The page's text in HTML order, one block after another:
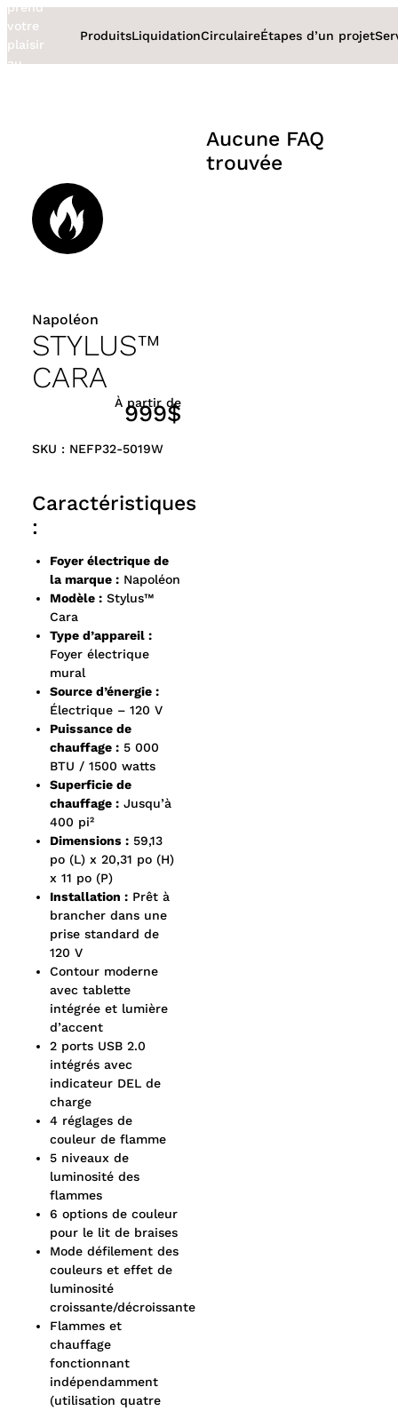
Aller
au
contenu
prend
votre
plaisir
au
ProduitsLiquidationCirculaireÉtapes d’un projet
Napoléon
STYLUS™
CARA
À partir de
999$
SKU : NEFP32-5019W
Caractéristiques
:
Foyer électrique de
la marque : Napoléon
Modèle : Stylus™
Cara
Type d’appareil :
Foyer électrique
mural
Source d’énergie :
Électrique – 120 V
Puissance de
chauffage : 5 000
BTU / 1500 watts
Superficie de
chauffage : Jusqu’à
400 pi²
Dimensions : 59,13
po (L) x 20,31 po (H)
x 11 po (P)
Installation : Prêt à
brancher dans une
prise standard de
120 V
Contour moderne
avec tablette
intégrée et lumière
d’accent
2 ports USB 2.0
intégrés avec
indicateur DEL de
charge
4 réglages de
couleur de flamme
5 niveaux de
luminosité des
flammes
6 options de couleur
pour le lit de braises
Mode défilement des
couleurs et effet de
luminosité
croissante/décroissante
Flammes et
chauffage
fonctionnant
indépendamment
(utilisation quatre
Aucune FAQ
trouvée